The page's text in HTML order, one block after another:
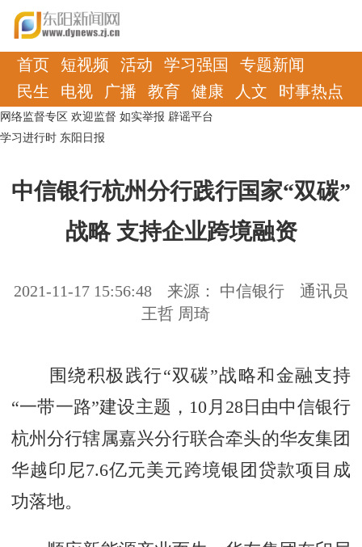
首页 短视频 活动 学习强国
专题新闻
民生
电视 广播 教育 健康 人文 时事热点
网络监督专区 欢迎监督 如实举报 辟谣平台
学习进行时 东阳日报
中信银行杭州分行践行国家“双碳”
战略 支持企业跨境融资
2021-11-17 15:56:48 来源： 中信银行
通讯员
王哲 周琦
围绕积极践行“双碳”战略和金融支持
“一带一路”建设主题，10月28日由中信银行
杭州分行辖属嘉兴分行联合牵头的华友集团
华越印尼7.6亿元美元跨境银团贷款项目成
功落地。